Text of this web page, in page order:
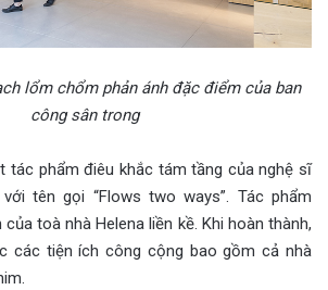
lổm chổm phản ánh đặc điểm của ban
công sân trong
tác phẩm điêu khắc tám tầng của nghệ sĩ
tên gọi “Flows two ways”. Tác phẩm
toà nhà Helena liền kề. Khi hoàn thành,
các tiện ích công cộng bao gồm cả nhà